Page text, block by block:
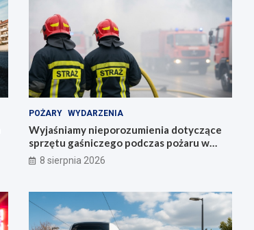
POŻARY WYDARZENIA
Wyjaśniamy nieporozumienia dotyczące
sprzętu gaśniczego podczas pożaru w
Starym Zamku
8 sierpnia 2026